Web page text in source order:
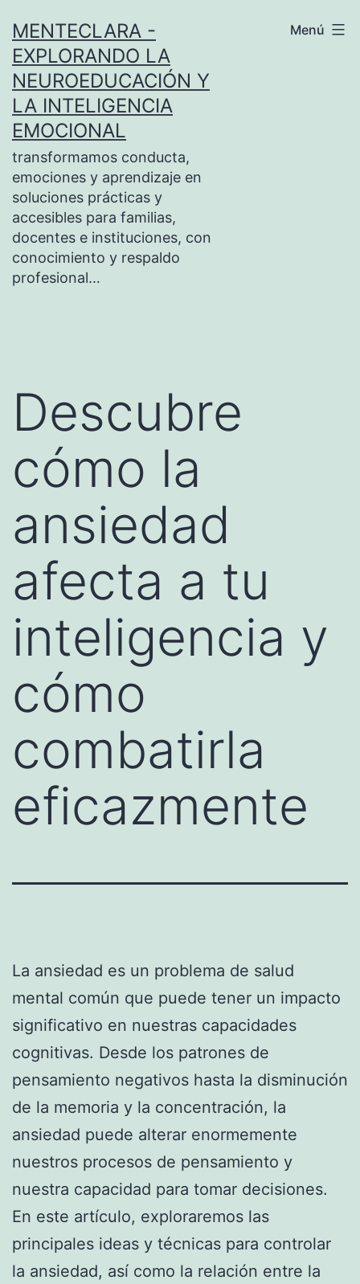
contenido
MENTECLARA -
EXPLORANDO LA
NEUROEDUCACIÓN Y
LA INTELIGENCIA
EMOCIONAL
transformamos conducta,
emociones y aprendizaje en
soluciones prácticas y
accesibles para familias,
docentes e instituciones, con
conocimiento y respaldo
profesional…
Menú
Descubre
cómo la
ansiedad
afecta a tu
inteligencia y
cómo
combatirla
eficazmente
La ansiedad es un problema de salud
mental común que puede tener un impacto
significativo en nuestras capacidades
cognitivas. Desde los patrones de
pensamiento negativos hasta la disminución
de la memoria y la concentración, la
ansiedad puede alterar enormemente
nuestros procesos de pensamiento y
nuestra capacidad para tomar decisiones.
En este artículo, exploraremos las
principales ideas y técnicas para controlar
la ansiedad, así como la relación entre la